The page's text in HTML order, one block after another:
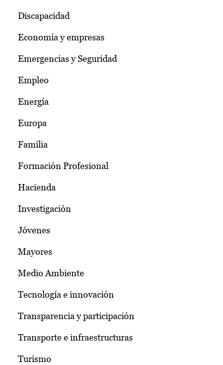
Discapacidad
Economía y empresas
Emergencias y Seguridad
Empleo
Energía
Europa
Familia
Formación Profesional
Hacienda
Investigación
Jóvenes
Mayores
Medio Ambiente
Tecnología e innovación
Transparencia y participación
Transporte e infraestructuras
Turismo